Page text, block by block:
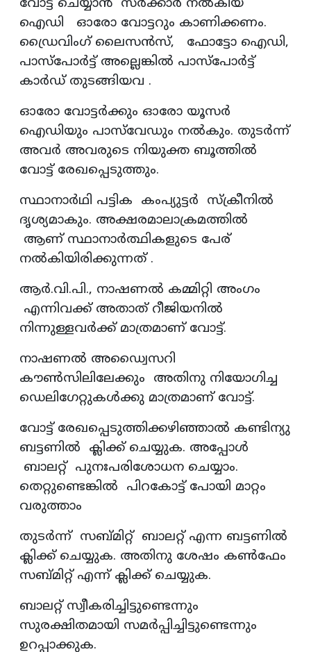
വോട്ട് ചെയ്യാൻ സർക്കാർ നൽകിയ
ഐഡി ഓരോ വോട്ടറും കാണിക്കണം.
ഡ്രൈവിംഗ് ലൈസൻസ്, ഫോട്ടോ ഐഡി,
പാസ്‌പോർട്ട് അല്ലെങ്കിൽ പാസ്‌പോർട്ട്
കാർഡ് തുടങ്ങിയവ .
ഓരോ വോട്ടർക്കും ഓരോ യൂസർ
ഐഡിയും പാസ്‌വേഡും നൽകും. തുടർന്ന്
അവർ അവരുടെ നിയുക്ത ബൂത്തിൽ
വോട്ട് രേഖപ്പെടുത്തും.
സ്ഥാനാർഥി പട്ടിക കംപ്യുട്ടർ സ്ക്രീനിൽ
ദൃശ്യമാകും. അക്ഷരമാലാക്രമത്തിൽ
ആണ് സ്ഥാനാർത്ഥികളുടെ പേര്
നൽകിയിരിക്കുന്നത് .
ആർ.വി.പി., നാഷണൽ കമ്മിറ്റി അംഗം
എന്നിവക്ക് അതാത് റീജിയനിൽ
നിന്നുള്ളവർക്ക് മാത്രമാണ് വോട്ട്.
നാഷണൽ അഡ്വൈസറി
കൗൺസിലിലേക്കും അതിനു നിയോഗിച്ച
ഡെലിഗേറ്റുകൾക്കു മാത്രമാണ് വോട്ട്.
വോട്ട് രേഖപ്പെടുത്തിക്കഴിഞ്ഞാൽ കണ്ടിന്യു
ബട്ടണിൽ ക്ലിക്ക് ചെയ്യുക. അപ്പോൾ
ബാലറ്റ് പുനഃപരിശോധന ചെയ്യാം.
തെറ്റുണ്ടെങ്കിൽ പിറകോട്ട് പോയി മാറ്റം
വരുത്താം
തുടർന്ന് സബ്മിറ്റ് ബാലറ്റ് എന്ന ബട്ടണിൽ
ക്ലിക്ക് ചെയ്യുക. അതിനു ശേഷം കൺഫേം
സബ്മിറ്റ് എന്ന് ക്ലിക്ക് ചെയ്യുക.
ബാലറ്റ് സ്വീകരിച്ചിട്ടുണ്ടെന്നും
സുരക്ഷിതമായി സമർപ്പിച്ചിട്ടുണ്ടെന്നും
ഉറപ്പാക്കുക.